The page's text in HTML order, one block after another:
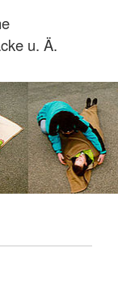
u. Ä.